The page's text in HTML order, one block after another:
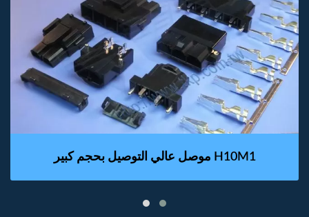
موصل عالي التوصيل بحجم كبير H10M1